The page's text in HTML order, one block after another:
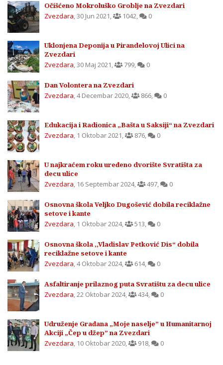
Očišćeno Mokroluško Groblje na Zvezdari
Zvezdara 30 Jun 2021 1042 0
Uklonjena Deponija u Pirandelovoj Ulici na
Zvezdari
Zvezdara 30 Maj 2021 799 0
Dan Volontera na Zvezdari
Zvezdara 4 Decembar 2020 866 0
Edukacija i Radionica „Bašta u Saksiji“ na Zvezdari
Zvezdara 1 Oktobar 2021 876 0
U najkraćem roku uređeno dvorište Svratišta za
decu ulice
Zvezdara 16 Septembar 2024, 497 0
Osnovna škola Veljko Dugošević dobila reciklažne
setove i kante
Zvezdara 1 Oktobar 2024, 513 0
Osnovna škola ,,Vladislav Petković Dis“ dobila
reciklažne setove i kante
Zvezdara 4 Oktobar 2024, 614, 0
Asfaltiranje prilaznog puta Svratištu za decu ulice
Zvezdara 22 Oktobar 2024, 434, 0
Udruženje Građana „Moje naselje” u Humanitarnoj
Akciji „Čep u džep” na Zvezdari
Zvezdara 10 Oktobar 2020 918 0